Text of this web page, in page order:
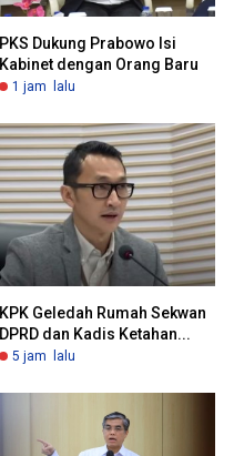
PKS Dukung Prabowo Isi
Kabinet dengan Orang Baru
1 jam lalu
KPK Geledah Rumah Sekwan
DPRD dan Kadis Ketahan...
5 jam lalu